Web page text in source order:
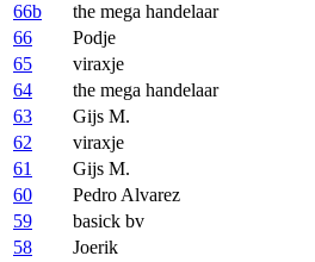
66b
the mega handelaar
66
Podje
65
viraxje
64
the mega handelaar
63
Gijs M.
62
viraxje
61
Gijs M.
60
Pedro Alvarez
59
basick bv
58
Joerik